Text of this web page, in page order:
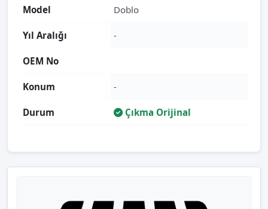
Model Doblo
Yıl Aralığı -
OEM No
Konum -
Durum Çıkma Orijinal